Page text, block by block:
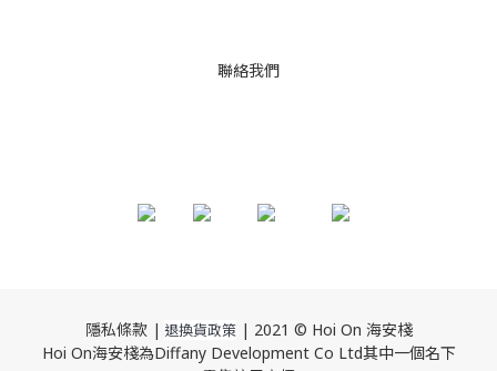
聯絡我們
隱私條款 | 退換貨政策| 2021 © Hoi On 海安棧
Hoi On海安棧為Diffany Development Co Ltd其中一個名下